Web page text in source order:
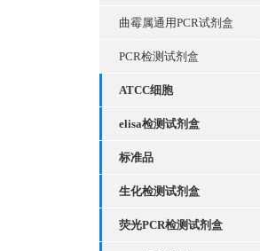
曲霉属通用PCR试剂盒
PCR检测试剂盒
ATCC细胞
elisa检测试剂盒
标准品
生化检测试剂盒
荧光PCR检测试剂盒